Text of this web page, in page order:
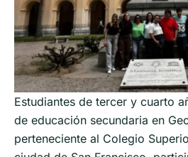
Estudiantes de tercer y cuarto
de educación secundaria en
perteneciente al Colegio